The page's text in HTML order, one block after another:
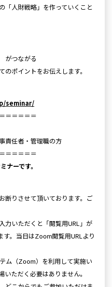
「人財戦略」を作っていくこと
がつながる
ポイントをお伝えします。
seminar/
＝＝＝＝＝
責任者・管理職の方
＝＝＝＝＝
ナーです。
断りさせて頂いております。ご
力いただくと「閲覧用URL」が
。当日はZoom閲覧用URLより
ム（Zoom）を利用して実施い
ただく必要はありません。